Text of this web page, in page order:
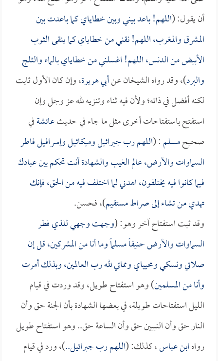
أن يقول: (اللهم! باعد بيني وبين خطاياي كما باعدت بين
المشرق والمغرب، اللهم! نقني من خطاياي كما ينقى الثوب
الأبيض من الدنس، اللهم! اغسلني من خطاياي بالماء والثلج
والبرد)، وقد رواه الشيخان عنأبي هريرة، وإن كان الأول ثابت
لكنه أفضل في ذاته؛ ولأن فيه ثناء وتنزيه لله عز وجل وإن
استفتح باستفتاحات أخرى مثل ما جاء في حديثعائشةفي
صحيحمسلم: (اللهم رب جبرائيل وميكائيل وإسرافيل فاطر
السماوات والأرض، عالم الغيب والشهادة أنت تحكم بين عبادك
فيما كانوا فيه يختلفون، اهدني لما اختلف فيه من الحق، فإنك
تهدي من تشاء إلى صراط مستقيم)، فحسن.
وقد ثبت استفتاح آخر وهو: (وجهت وجهي للذي فطر
السماوات والأرض حنيفاً مسلماً وما أنا من المشركين، قل إن
صلاتي ونسكي ومحيياي ومماتي لله رب العالمين، وبذلك أمرت
وأنا من المسلمين) وهو استفتاح طويل، وقد وردت في قيام
الليل استفتاحات طويلة، في بعضها الشهادة بأن الجنة حق وأن
النار حق وأن النبيين حق وأن الساعة حق.. وهو استفتاح طويل
رواهابن عباس، كذلك: (اللهم رب جبرائيل..)، ورد في قيام